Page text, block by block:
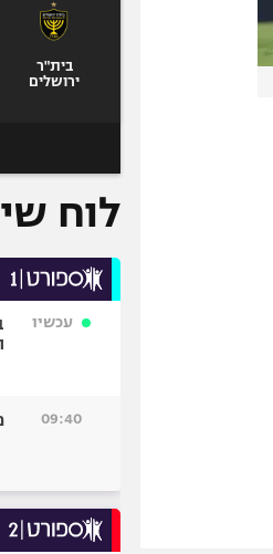
בית"ר
ירושלים
לוח
עכשיו
09:40